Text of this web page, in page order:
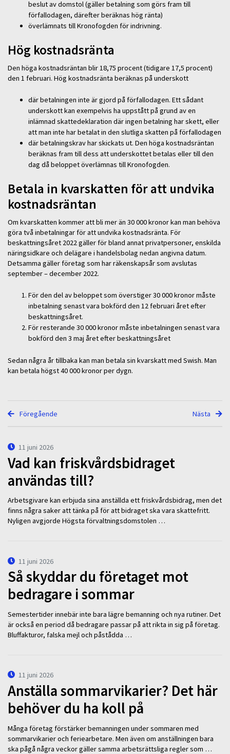
beslut av domstol (gäller betalning som görs fram till
förfallodagen, därefter beräknas hög ränta)
överlämnats till Kronofogden för indrivning.
Hög kostnadsränta
Den höga kostnadsräntan blir 18,75 procent (tidigare 17,5 procent)
den 1 februari. Hög kostnadsränta beräknas på underskott
där betalningen inte är gjord på förfallodagen. Ett sådant
underskott kan exempelvis ha uppstått på grund av en
inlämnad skattedeklaration där ingen betalning har skett, eller
att man inte har betalat in den slutliga skatten på förfallodagen
där betalningskrav har skickats ut. Den höga kostnadsräntan
beräknas fram till dess att underskottet betalas eller till den
dag då beloppet överlämnas till Kronofogden.
Betala in kvarskatten för att undvika
kostnadsräntan
Om kvarskatten kommer att bli mer än 30 000 kronor kan man behöva
göra två inbetalningar för att undvika kostnadsränta. För
beskattningsåret 2022 gäller för bland annat privatpersoner, enskilda
näringsidkare och delägare i handelsbolag nedan angivna datum.
Detsamma gäller företag som har räkenskapsår som avslutas
september – december 2022.
För den del av beloppet som överstiger 30 000 kronor måste
inbetalning senast vara bokförd den 12 februari året efter
beskattningsåret.
För resterande 30 000 kronor måste inbetalningen senast vara
bokförd den 3 maj året efter beskattningsåret
Sedan några år tillbaka kan man betala sin kvarskatt med Swish. Man
kan betala högst 40 000 kronor per dygn.
Föregående Nästa
11 juni 2026
Vad kan friskvårdsbidraget
användas till?
Arbetsgivare kan erbjuda sina anställda ett friskvårdsbidrag, men det
finns några saker att tänka på för att bidraget ska vara skattefritt.
Nyligen avgjorde Högsta förvaltningsdomstolen …
11 juni 2026
Så skyddar du företaget mot
bedragare i sommar
Semestertider innebär inte bara lägre bemanning och nya rutiner. Det
är också en period då bedragare passar på att rikta in sig på företag.
Bluffakturor, falska mejl och påstådda …
11 juni 2026
Anställa sommarvikarier? Det här
behöver du ha koll på
Många företag förstärker bemanningen under sommaren med
sommarvikarier och feriearbetare. Men även om anställningen bara
ska pågå några veckor gäller samma arbetsrättsliga regler som …